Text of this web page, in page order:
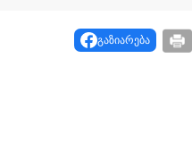
გაზიარება